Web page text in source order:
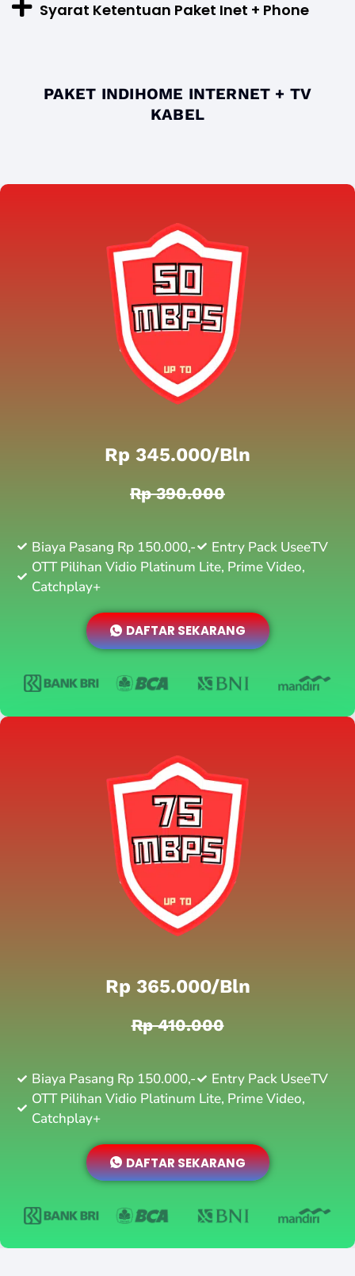
Syarat Ketentuan Paket Inet + Phone
PAKET INDIHOME INTERNET + TV
KABEL
Rp 345.000/bln
Rp 390.000
Biaya Pasang Rp 150.000,-
Entry Pack UseeTV
OTT Pilihan Vidio Platinum Lite, Prime Video,
Catchplay+
DAFTAR SEKARANG
Rp 365.000/bln
Rp 410.000
Biaya Pasang Rp 150.000,-
Entry Pack UseeTV
OTT Pilihan Vidio Platinum Lite, Prime Video,
Catchplay+
DAFTAR SEKARANG